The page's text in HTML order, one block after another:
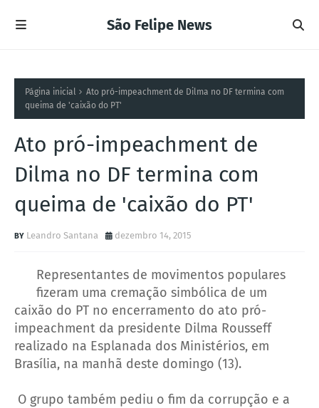
São Felipe News
Página inicial
Ato pró-impeachment de Dilma no DF termina com
queima de 'caixão do PT'
Ato pró-impeachment de
Dilma no DF termina com
queima de 'caixão do PT'
Leandro Santana dezembro 14, 2015
Representantes de movimentos populares
fizeram uma cremação simbólica de um
caixão do PT no encerramento do ato pró-
impeachment da presidente Dilma Rousseff
realizado na Esplanada dos Ministérios, em
Brasília, na manhã deste domingo (13).
O grupo também pediu o fim da corrupção e a